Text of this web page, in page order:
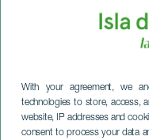
With your agreement, we
technologies to store, access,
website, IP addresses and
consent to process your data